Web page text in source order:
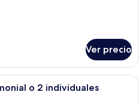
Ver precio
Una habitación de hotel con una
o 2 individuales